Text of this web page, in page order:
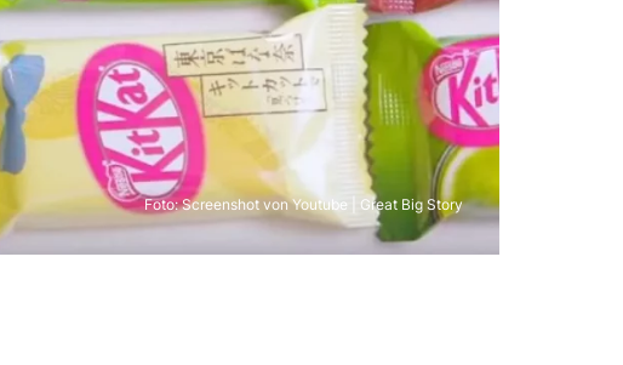
Foto:Screenshot von Youtube | Great Big Story